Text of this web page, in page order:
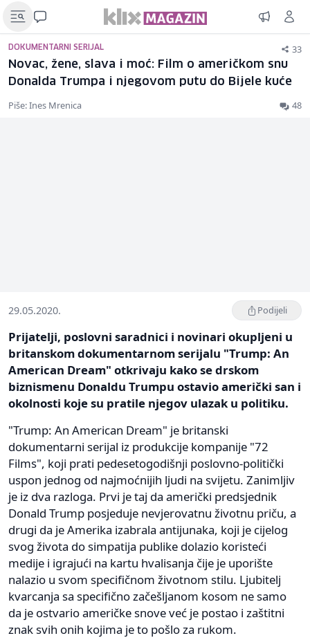
DOKUMENTARNI SERIJAL 33
Novac, žene, slava i moć: Film o američkom snu
Donalda Trumpa i njegovom putu do Bijele kuće
Piše: Ines Mrenica 48
29.05.2020. Podijeli
Prijatelji, poslovni saradnici i novinari okupljeni u
britanskom dokumentarnom serijalu "Trump: An
American Dream" otkrivaju kako se drskom
biznismenu Donaldu Trumpu ostavio američki san i
okolnosti koje su pratile njegov ulazak u politiku.
"Trump: An American Dream" je britanski
dokumentarni serijal iz produkcije kompanije "72
Films", koji prati pedesetogodišnji poslovno-politički
uspon jednog od najmoćnijih ljudi na svijetu. Zanimljiv
je iz dva razloga. Prvi je taj da američki predsjednik
Donald Trump posjeduje nevjerovatnu životnu priču, a
drugi da je Amerika izabrala antijunaka, koji je cijelog
svog života do simpatija publike dolazio koristeći
medije i igrajući na kartu hvalisanja čije je uporište
nalazio u svom specifičnom životnom stilu. Ljubitelj
kvarcanja sa specifično začešljanom kosom ne samo
da je ostvario američke snove već je postao i zaštitni
znak svih onih kojima je to pošlo za rukom.